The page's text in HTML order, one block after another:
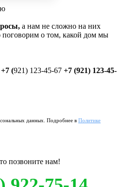
а нам не сложно на них
поговорим о том, какой дом мы
+7 (921) 123-45-67 +7 (921) 123-45-
данных. Подробнее в Политике
позвоните нам!